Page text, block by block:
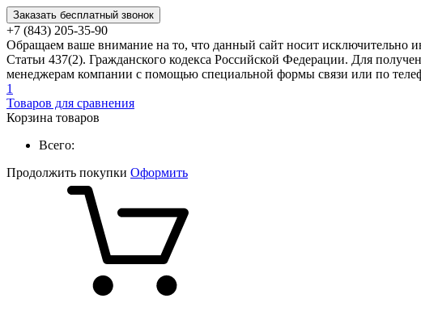
Заказать бесплатный звонок
+7 (843) 205-35-90
Обращаем ваше внимание на то, что данный сайт носит исключительно
Статьи 437(2). Гражданского кодекса Российской Федерации. Для
менеджерам компании с помощью специальной формы связи или по
1
Товаров для сравнения
Корзина товаров
Всего:
Продолжить покупки Оформить